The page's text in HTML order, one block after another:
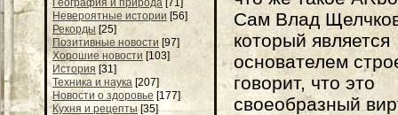
География и природа [71]
Невероятные истории [56]
Рекорды [25]
Позитивные новости [97]
Хорошие новости [103]
История [31]
Техника и наука [207]
Новости о здоровье [177]
Кухня и рецепты [35]
Сам Влад
который является
основателем
говорит, что это
своеобразный